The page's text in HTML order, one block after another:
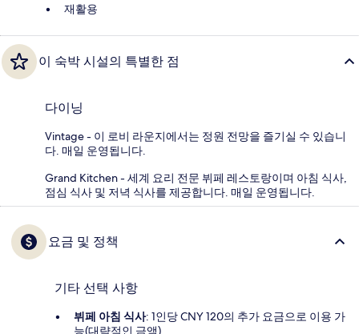
재활용
이 숙박 시설의 특별한 점
다이닝
Vintage - 이 로비 라운지에서는 정원 전망을 즐기실 수 있습니
다. 매일 운영됩니다.
Grand Kitchen - 세계 요리 전문 뷔페 레스토랑이며 아침 식사,
점심 식사 및 저녁 식사를 제공합니다. 매일 운영됩니다.
요금 및 정책
기타 선택 사항
뷔페 아침 식사: 1인당 CNY 120의 추가 요금으로 이용 가
능(대략적인 금액)